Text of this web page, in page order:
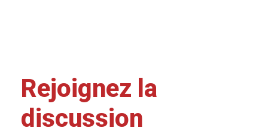
Rejoignez la
discussion